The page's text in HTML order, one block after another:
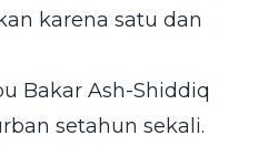
karena satu dan
Bakar Ash-Shiddiq
setahun sekali.